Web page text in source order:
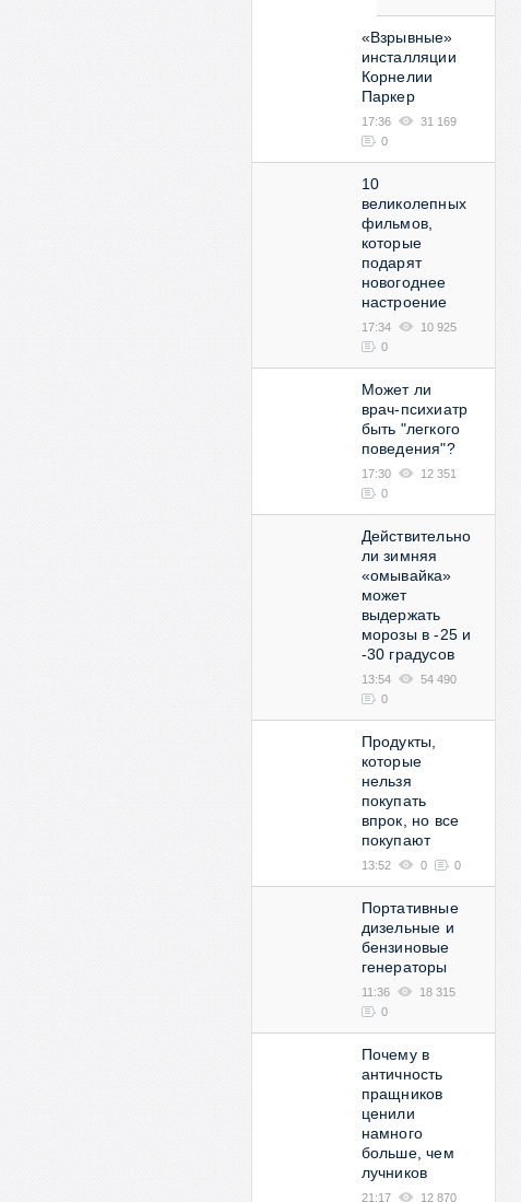
«Взрывные»
инсталляции
Корнелии
Паркер
17:36
31 169
0
10
великолепных
фильмов,
которые
подарят
новогоднее
настроение
17:34
10 925
0
Может ли
врач-психиатр
быть "легкого
поведения"?
17:30
12 351
0
Действительно
ли зимняя
«омывайка»
может
выдержать
морозы в -25 и
-30 градусов
13:54
54 490
0
Продукты,
которые
нельзя
покупать
впрок, но все
покупают
13:52 0 0
Портативные
дизельные и
бензиновые
генераторы
11:36
18 315
0
Почему в
античность
пращников
ценили
намного
больше, чем
лучников
21:17 12 870